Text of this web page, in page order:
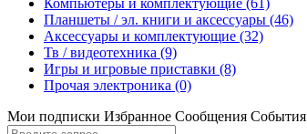
Компьютеры и комплектующие (61)
Планшеты / эл. книги и аксессуары (46)
Аксессуары и комплектующие (32)
Тв / видеотехника (9)
Игры и игровые приставки (8)
Прочая электроника (0)
Мои подписки Избранное Сообщения События